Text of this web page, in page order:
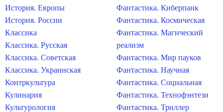
История. Европы
История. России
Классика
Классика. Русская
Классика. Советская
Классика. Украинская
Контркультура
Кулинария
Культурология
Фантастика. Киберпанк
Фантастика. Космическая
Фантастика. Магический
реализм
Фантастика. Мир пауков
Фантастика. Научная
Фантастика. Социальная
Фантастика. Технофэнтези
Фантастика. Триллер